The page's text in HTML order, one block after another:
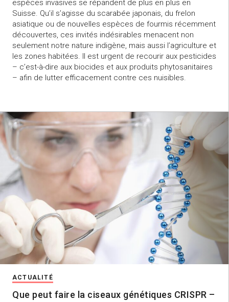
espèces invasives se répandent de plus en plus en
Suisse. Qu’il s’agisse du scarabée japonais, du frelon
asiatique ou de nouvelles espèces de fourmis récemment
découvertes, ces invités indésirables menacent non
seulement notre nature indigène, mais aussi l’agriculture et
les zones habitées. Il est urgent de recourir aux pesticides
– c’est-à-dire aux biocides et aux produits phytosanitaires
– afin de lutter efficacement contre ces nuisibles.
ACTUALITÉ
Que peut faire la ciseaux génétiques CRISPR –